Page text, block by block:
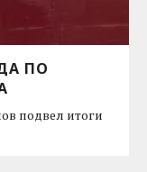
ПО
подвел итоги